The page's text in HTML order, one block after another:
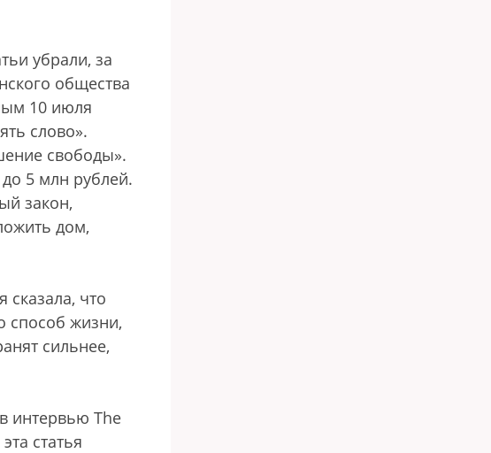
убрали, за
общества
10 июля
слово».
свободы».
5 млн рублей.
закон,
дом,
сказала, что
способ жизни,
сильнее,
интервью The
статья